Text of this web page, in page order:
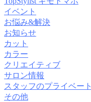
イベント
お悩み&解決
お知らせ
カット
カラー
クリエイティブ
サロン情報
スタッフのプライベート
その他